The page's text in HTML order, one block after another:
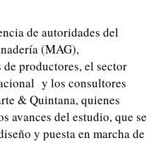
de autoridades del
(MAG),
de productores, el sector
y los consultores
& Quintana, quienes
avances del estudio, que se
y puesta en marcha de